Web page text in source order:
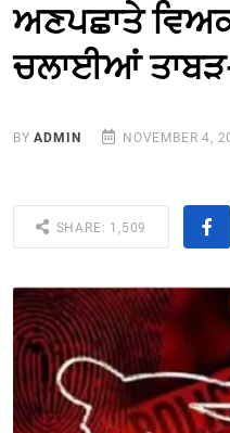
ਅਣਪਛਾਤੇ
ਚਲਾਈਆਂ
BYADMIN NOVEMBER 4,
SHARE: 1,509